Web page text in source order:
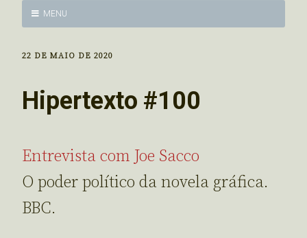
MENU
22 DE MAIO DE 2020
Hipertexto #100
Entrevista com Joe Sacco
O poder político da novela gráfica.
BBC.